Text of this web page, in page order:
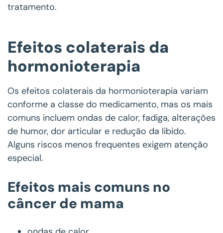
tratamento.
Efeitos colaterais da
hormonioterapia
Os efeitos colaterais da hormonioterapia variam
conforme a classe do medicamento, mas os mais
comuns incluem ondas de calor, fadiga, alterações
de humor, dor articular e redução da libido.
Alguns riscos menos frequentes exigem atenção
especial.
Efeitos mais comuns no
câncer de mama